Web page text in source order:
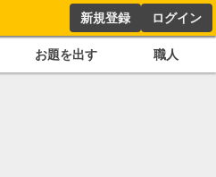
新規登録 ログイン
お題を出す 職人